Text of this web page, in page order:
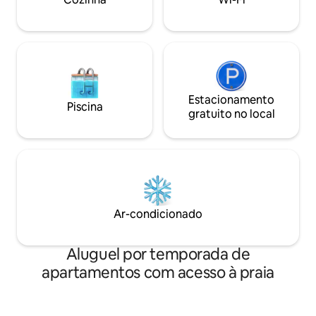
de gramado, mesa de pôquer, jogos de
a 28 de novembro Mínimo de 30
Piscina
Estacionamento
gratuito no local
Ar-condicionado
Aluguel por temporada de
apartamentos com acesso à praia